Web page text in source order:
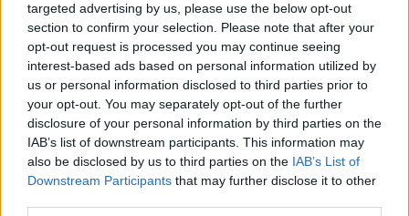
targeted advertising by us, please use the below opt-out
section to confirm your selection. Please note that after your
opt-out request is processed you may continue seeing
interest-based ads based on personal information utilized by
us or personal information disclosed to third parties prior to
your opt-out. You may separately opt-out of the further
disclosure of your personal information by third parties on the
IAB’s list of downstream participants. This information may
also be disclosed by us to third parties on the IAB’s List of
Downstream Participants that may further disclose it to other
Alla scoperta dei trionfi dei condottieri romani
Omar e Martina sono entrati ne "La Caserma"
Donati computer e tablet alla Fraternità Bindi
​Felicità Interna Lorda: un’idea per muoversi
Comune digitale, stanziati oltre 100mila euro